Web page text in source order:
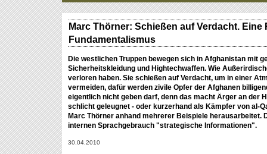
Marc Thörner: Schießen auf Verdacht.
Fundamentalismus
Die westlichen Truppen bewegen sich in Afghanistan mit
Sicherheitskleidung und Hightechwaffen. Wie
verloren haben. Sie schießen auf Verdacht, um in einer
vermeiden, dafür werden zivile Opfer der Afghanen
eigentlich nicht geben darf, denn das macht Ärger an der
schlicht geleugnet - oder kurzerhand als Kämpfer von al-
Marc Thörner anhand mehrerer Beispiele herausarbeitet.
internen Sprachgebrauch "strategische Informationen".
30.04.2010